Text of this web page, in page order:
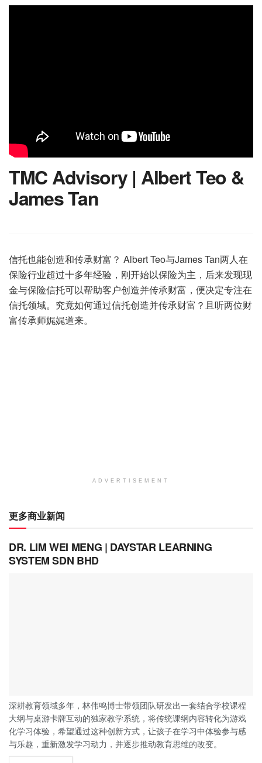
TMC Advisory | Albert Teo &
James Tan
信托也能创造和传承财富？ Albert Teo与James Tan两人在
保险行业超过十多年经验，刚开始以保险为主，后来发现现
金与保险信托可以帮助客户创造并传承财富，便决定专注在
信托领域。究竟如何通过信托创造并传承财富？且听两位财
富传承师娓娓道来。
ADVERTISEMENT
更多商业新闻
DR. LIM WEI MENG | DAYSTAR LEARNING
SYSTEM SDN BHD
深耕教育领域多年，林伟鸣博士带领团队研发出一套结合学校课程
大纲与桌游卡牌互动的独家教学系统，将传统课纲内容转化为游戏
化学习体验，希望通过这种创新方式，让孩子在学习中体验参与感
与乐趣，重新激发学习动力，并逐步推动教育思维的改变。